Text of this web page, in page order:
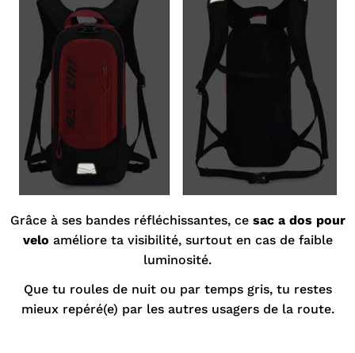
Grâce à ses bandes réfléchissantes, ce sac a dos pour
velo améliore ta visibilité, surtout en cas de faible
luminosité.
Que tu roules de nuit ou par temps gris, tu restes
mieux repéré(e) par les autres usagers de la route.